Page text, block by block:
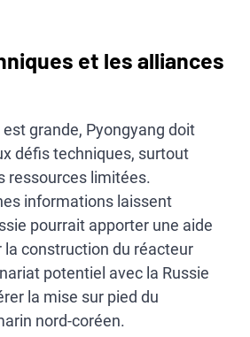
et les alliances
grande, Pyongyang doit
défis techniques, surtout
ressources limitées.
informations laissent
pourrait apporter une aide
construction du réacteur
potentiel avec la Russie
la mise sur pied du
nord-coréen.